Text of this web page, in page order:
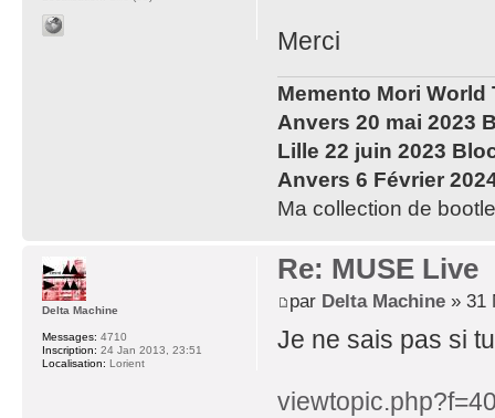
Merci
Memento Mori World
Anvers 20 mai 2023
Lille 22 juin 2023
Anvers 6 Février
Ma collection de
Re: MUSE Live
par Delta Machine» 31
Je ne sais pas si
Delta Machine
Messages: 4710
Inscription: 24 Jan 2013, 23:51
Localisation: Lorient